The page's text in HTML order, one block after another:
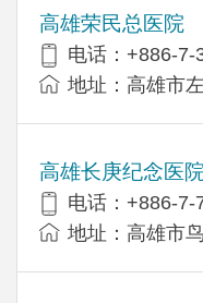
高雄荣民总医院
电话：+886-7-
地址：高雄市
高雄长庚纪念医
电话：+886-7-
地址：高雄市